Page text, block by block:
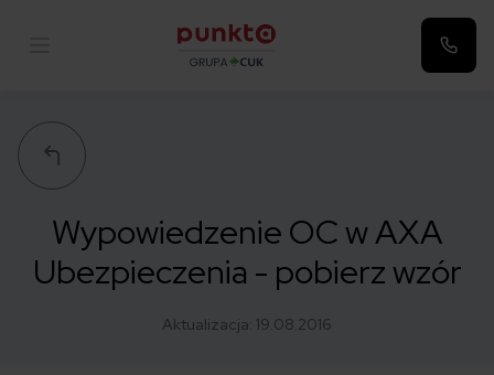
Wypowiedzenie OC w AXA
Ubezpieczenia - pobierz wzór
Aktualizacja: 19.08.2016